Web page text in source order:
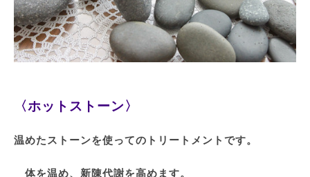
〈ホットストーン〉
温めたストーンを使ってのトリートメントです。
体を温め、新陳代謝を高めます。